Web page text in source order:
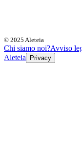
© 2025 Aleteia
Chi siamo noi?Avviso
Aleteia
Privacy